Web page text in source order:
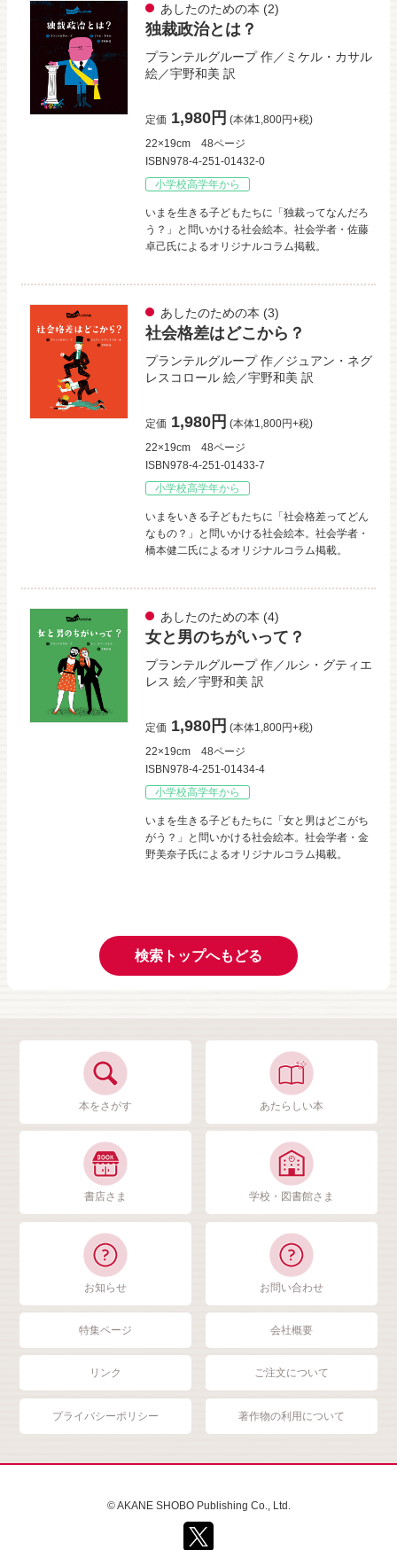
あしたのための本 (2)
独裁政治とは？
プランテルグループ作／ ミケル・カサル
絵／宇野和美 訳
定価 1,980円 (本体1,800円+税)
22×19cm
48ページ
ISBN978-4-251-01432-0
小学校高学年から
いまを生きる子どもたちに「独裁ってなんだろ
う？」と問いかける社会絵本。社会学者・佐藤
卓己氏によるオリジナルコラム掲載。
あしたのための本 (3)
社会格差はどこから？
プランテルグループ作／ジュアン・ネグ
レスコロール 絵／宇野和美 訳
定価 1,980円 (本体1,800円+税)
22×19cm
48ページ
ISBN978-4-251-01433-7
小学校高学年から
いまをいきる子どもたちに「社会格差ってどん
なもの？」と問いかける社会絵本。社会学者・
橋本健二氏によるオリジナルコラム掲載。
あしたのための本 (4)
女と男のちがいって？
プランテルグループ作／ ルシ・グティエ
レス 絵／宇野和美 訳
定価 1,980円 (本体1,800円+税)
22×19cm
48ページ
ISBN978-4-251-01434-4
小学校高学年から
いまを生きる子どもたちに「女と男はどこがち
がう？」と問いかける社会絵本。社会学者・金
野美奈子氏によるオリジナルコラム掲載。
検索トップへもどる
本をさがす あたらしい本
書店さま 学校・図書館さま
お知らせ お問い合わせ
特集ページ 会社概要
リンク ご注文について
プライバシーポリシー 著作物の利用について
© AKANE SHOBO Publishing Co., Ltd.